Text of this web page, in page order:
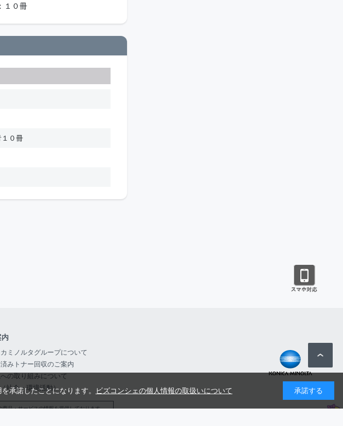
１０冊
０冊
内
ミノルタグループについて
みトナー回収のご案内
の取り組みについて
社会・環境活動）
品・サービスの情報を提供しております
承諾したことになります。 ビズコンシェの個人情報の取扱いについて 承諾する